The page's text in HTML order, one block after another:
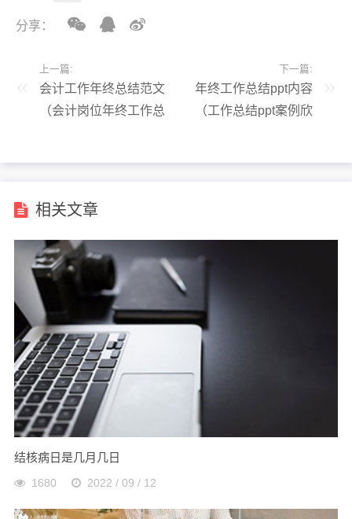
分享：
上一篇:
会计工作年终总结范文
（会计岗位年终工作总
下一篇:
年终工作总结ppt内容
（工作总结ppt案例欣
相关文章
结核病日是几月几日
1680 2022 / 09 / 12